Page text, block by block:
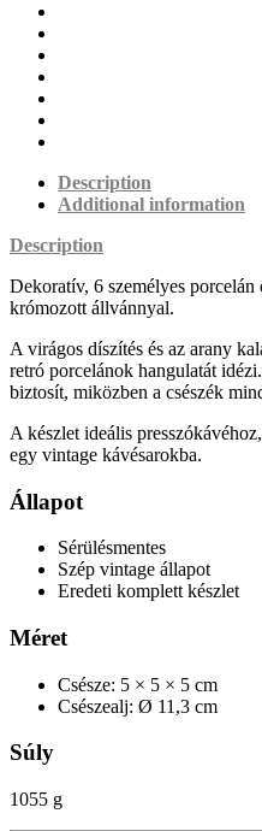
Description
Additional information
Description
Dekoratív, 6 személyes porcelán
krómozott állvánnyal.
A virágos díszítés és az arany
retró porcelánok hangulatát
biztosít, miközben a csészék
A készlet ideális
egy vintage kávésarokba.
Állapot
Sérülésmentes
Szép vintage állapot
Eredeti komplett készlet
Méret
Csésze: 5 × 5 × 5 cm
Csészealj: Ø 11,3 cm
Súly
1055 g